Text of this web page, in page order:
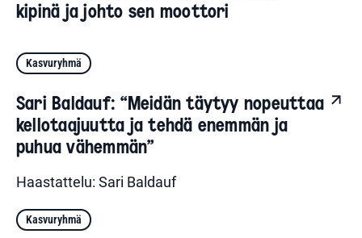
kipinä ja johto sen moottori
Kasvuryhmä
Sari Baldauf: “Meidän täytyy nopeuttaa
kellotaajuutta ja tehdä enemmän ja
puhua vähemmän”
Haastattelu: Sari Baldauf
Kasvuryhmä